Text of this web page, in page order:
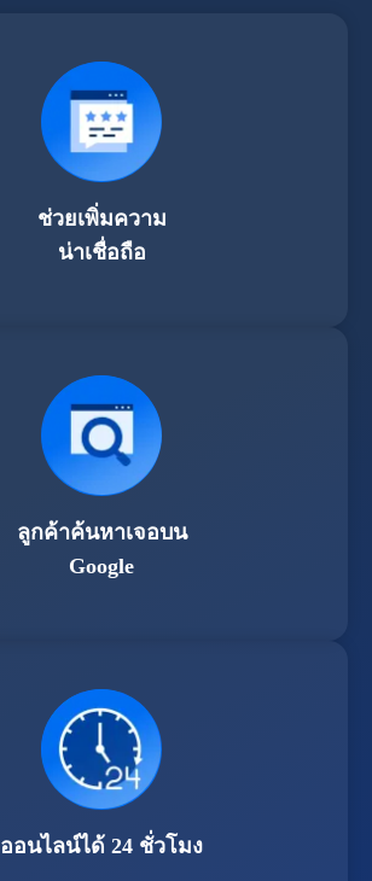
ช่วยเพิ่มความ
น่าเชื่อถือ
ลูกค้าค้นหาเจอบน
Google
ออนไลน์ได้ 24 ชั่วโมง